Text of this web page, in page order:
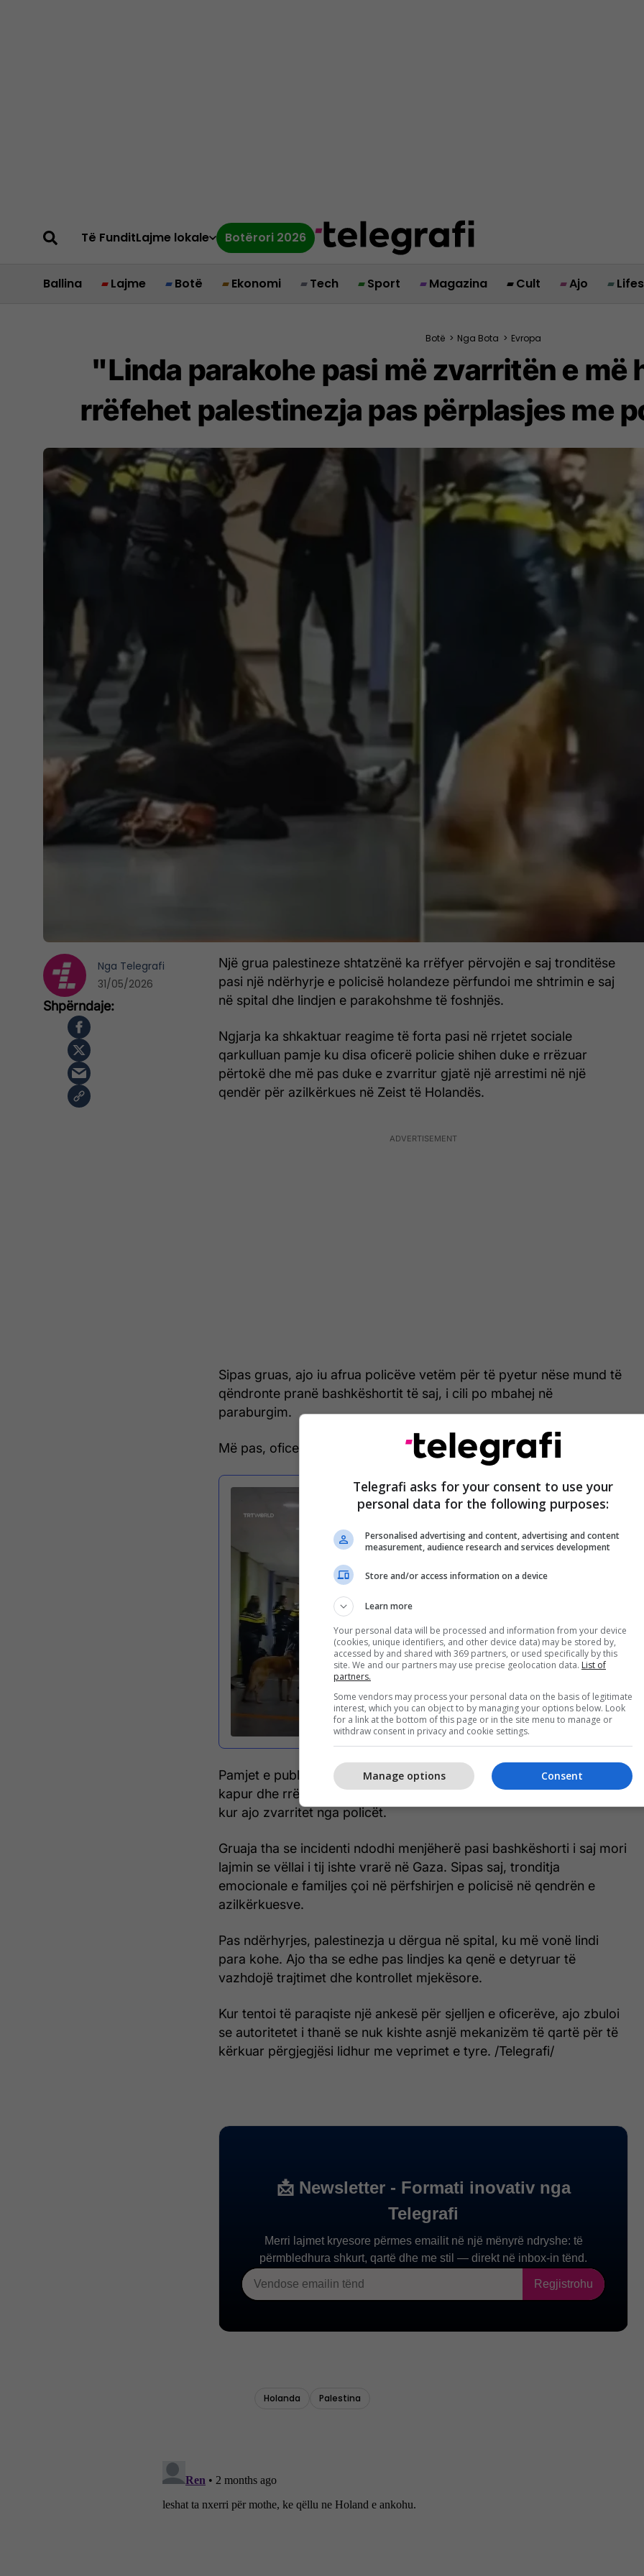
Të FunditLajme lokale Botërori 2026
Ballina Lajme Botë Ekonomi Tech Sport Magazina Cult Ajo
Botë > Nga Bota > Evropa
"Linda parakohe pasi më zvarritën e më
rrëfehet palestinezja pas përplasjes me
Një grua palestineze shtatzënë ka rrëfyer përvojën e saj tronditëse
pasi një ndërhyrje e policisë holandeze përfundoi me shtrimin e saj
në spital dhe lindjen e parakohshme të foshnjës.
Ngjarja ka shkaktuar reagime të forta pasi në rrjetet sociale
qarkulluan pamje ku disa oficerë policie shihen duke e rrëzuar
përtokë dhe më pas duke e zvarritur gjatë një arrestimi në një
qendër për azilkërkues në Zeist të Holandës.
Sipas gruas, ajo iu afrua policëve vetëm për të pyetur nëse mund të
qëndronte pranë bashkëshortit të saj, i cili po mbahej në
paraburgim.
Më pas, oficerët përdorën forcë të tepruar ndaj saj.
ndaj një gruaje shtatzënë gjatë arrestimit
- pamje
Pamjet e publikuara në internet duket se tregojnë një oficer duke e
kapur dhe rrëzuar në tokë, ndërsa video të tjera tregojnë momentin
kur ajo zvarritet nga policët.
Gruaja tha se incidenti ndodhi menjëherë pasi bashkëshorti i saj mori
lajmin se vëllai i tij ishte vrarë në Gaza. Sipas saj, tronditja
emocionale e familjes çoi në përfshirjen e policisë në qendrën e
azilkërkuesve.
Pas ndërhyrjes, palestinezja u dërgua në spital, ku më vonë lindi
para kohe. Ajo tha se edhe pas lindjes ka qenë e detyruar të
vazhdojë trajtimet dhe kontrollet mjekësore.
Kur tentoi të paraqiste një ankesë për sjelljen e oficerëve, ajo zbuloi
se autoritetet i thanë se nuk kishte asnjë mekanizëm të qartë për të
kërkuar përgjegjësi lidhur me veprimet e tyre. /Telegrafi/
Nga Telegrafi
31/05/2026
Telegrafi asks for your consent to use your
personal data for the following purposes:
Personalised advertising and content, advertising and content
measurement, audience research and services development
Store and/or access information on a device
Learn more
Your personal data will be processed and information from your device
(cookies, unique identifiers, and other device data) may be stored by,
accessed by and shared with 369 partners, or used specifically by this
site. We and our partners may use precise geolocation data. List of
partners.
Some vendors may process your personal data on the basis of legitimate
interest, which you can object to by managing your options below. Look
for a link at the bottom of this page or in the site menu to manage or
withdraw consent in privacy and cookie settings.
Consent
Manage options